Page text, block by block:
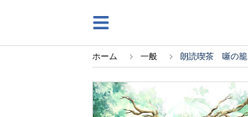
ホーム 一般 朗読喫茶 噺の籠